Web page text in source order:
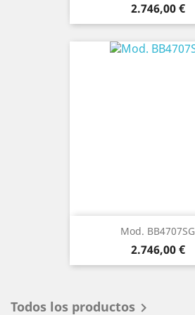
Precio
2.746,00 €
Mod. BB4707SG
Precio
2.746,00 €
Todos los productos 